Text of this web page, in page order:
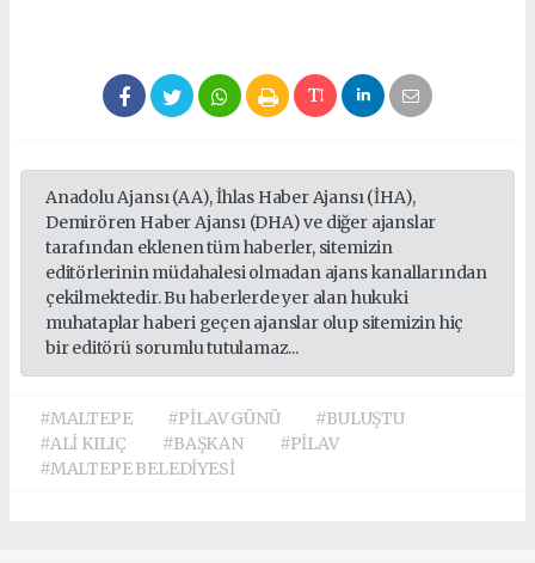
Anadolu Ajansı (AA), İhlas Haber Ajansı (İHA),
Demirören Haber Ajansı (DHA) ve diğer ajanslar
tarafından eklenen tüm haberler, sitemizin
editörlerinin müdahalesi olmadan ajans kanallarından
çekilmektedir. Bu haberlerde yer alan hukuki
muhataplar haberi geçen ajanslar olup sitemizin hiç
bir editörü sorumlu tutulamaz...
#MALTEPE #PİLAV GÜNÜ
#BULUŞTU
#ALİ KILIÇ
#BAŞKAN
#PİLAV
#MALTEPE BELEDİYESİ